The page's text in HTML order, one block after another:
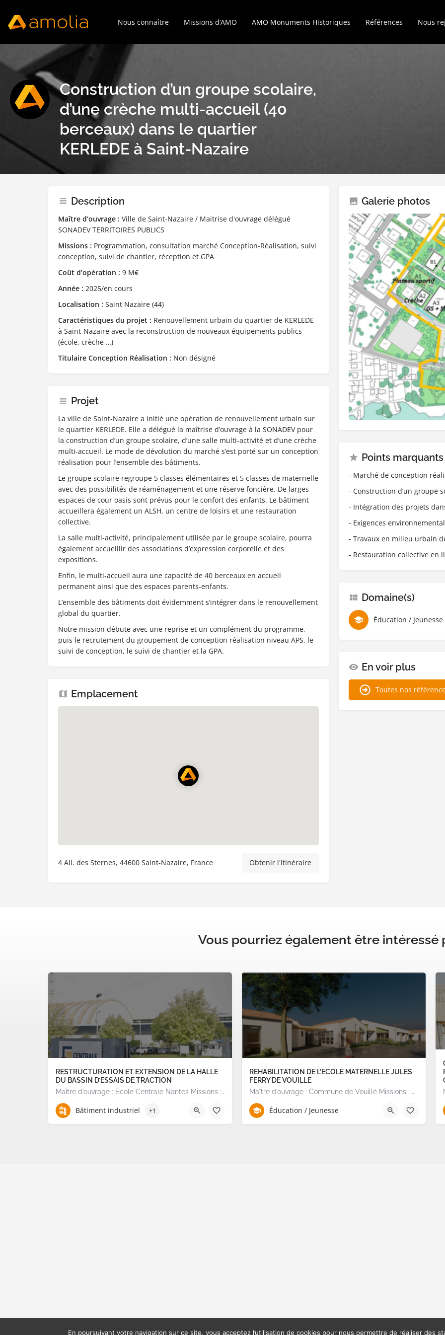
Nous connaître Missions d’AMO AMO Monuments Historiques Références Nous
Construction d’un groupe scolaire,
d’une crèche multi-accueil (40
berceaux) dans le quartier
KERLEDE à Saint-Nazaire
Description
Maître d’ouvrage : Ville de Saint-Nazaire / Maitrise d'ouvrage délégué
SONADEV TERRITOIRES PUBLICS
Missions : Programmation, consultation marché Conception-Réalisation, suivi
conception, suivi de chantier, réception et GPA
Coût d’opération : 9 M€
Année : 2025/en cours
Localisation : Saint Nazaire (44)
Caractéristiques du projet : Renouvellement urbain du quartier de KERLEDE
à Saint-Nazaire avec la reconstruction de nouveaux équipements publics
(école, crèche …)
Titulaire Conception Réalisation : Non désigné
Projet
La ville de Saint-Nazaire a initié une opération de renouvellement urbain sur
le quartier KERLEDE. Elle a délégué la maîtrise d’ouvrage à la SONADEV pour
la construction d’un groupe scolaire, d’une salle multi-activité et d’une crèche
multi-accueil. Le mode de dévolution du marché s’est porté sur un conception
réalisation pour l’ensemble des bâtiments.
Le groupe scolaire regroupe 5 classes élémentaires et 5 classes de maternelle
avec des possibilités de réaménagement et une réserve foncière. De larges
espaces de cour oasis sont prévus pour le confort des enfants. Le bâtiment
accueillera également un ALSH, un centre de loisirs et une restauration
collective.
La salle multi-activité, principalement utilisée par le groupe scolaire, pourra
également accueillir des associations d’expression corporelle et des
expositions.
Enfin, le multi-accueil aura une capacité de 40 berceaux en accueil
permanent ainsi que des espaces parents-enfants.
L’ensemble des bâtiments doit évidemment s’intégrer dans le renouvellement
global du quartier.
Notre mission débute avec une reprise et un complément du programme,
puis le recrutement du groupement de conception réalisation niveau APS, le
suivi de conception, le suivi de chantier et la GPA.
Emplacement
4 All. des Sternes, 44600 Saint-Nazaire, France Obtenir l'itinéraire
Galerie photos
Points marquants
- Marché de conception
- Construction d’un groupe
- Intégration des projets
- Exigences
- Travaux en milieu urbain
- Restauration collective en
Domaine(s)
Éducation / Jeunesse
En voir plus
Toutes nos
Vous pourriez également être intéressé
RESTRUCTURATION ET EXTENSION DE LA HALLE
DU BASSIN D’ESSAIS DE TRACTION
Maître d’ouvrage : École Centrale Nantes Missions : Programmation et Consultation de la MOE sur…
Bâtiment industriel +1
REHABILITATION DE L’ECOLE MATERNELLE JULES
FERRY DE VOUILLE
Maître d’ouvrage : Commune de Vouillé Missions : Consultation PI, suivi conception, consultation des…
Éducation / Jeunesse
En poursuivant votre navigation sur ce site, vous acceptez l’utilisation de cookies pour nous permettre de réaliser des